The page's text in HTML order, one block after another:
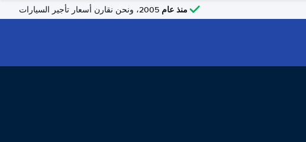
منذ عام